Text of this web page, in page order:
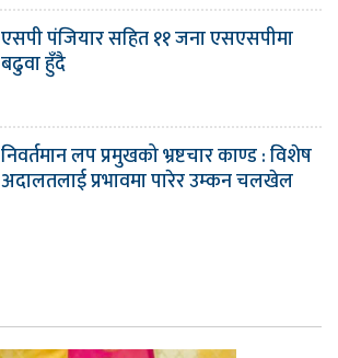
एसपी पंजियार सहित ११ जना एसएसपीमा
बढुवा हुँदै
निवर्तमान लप प्रमुखको भ्रष्टचार काण्ड : विशेष
अदालतलाई प्रभावमा पारेर उम्कन चलखेल